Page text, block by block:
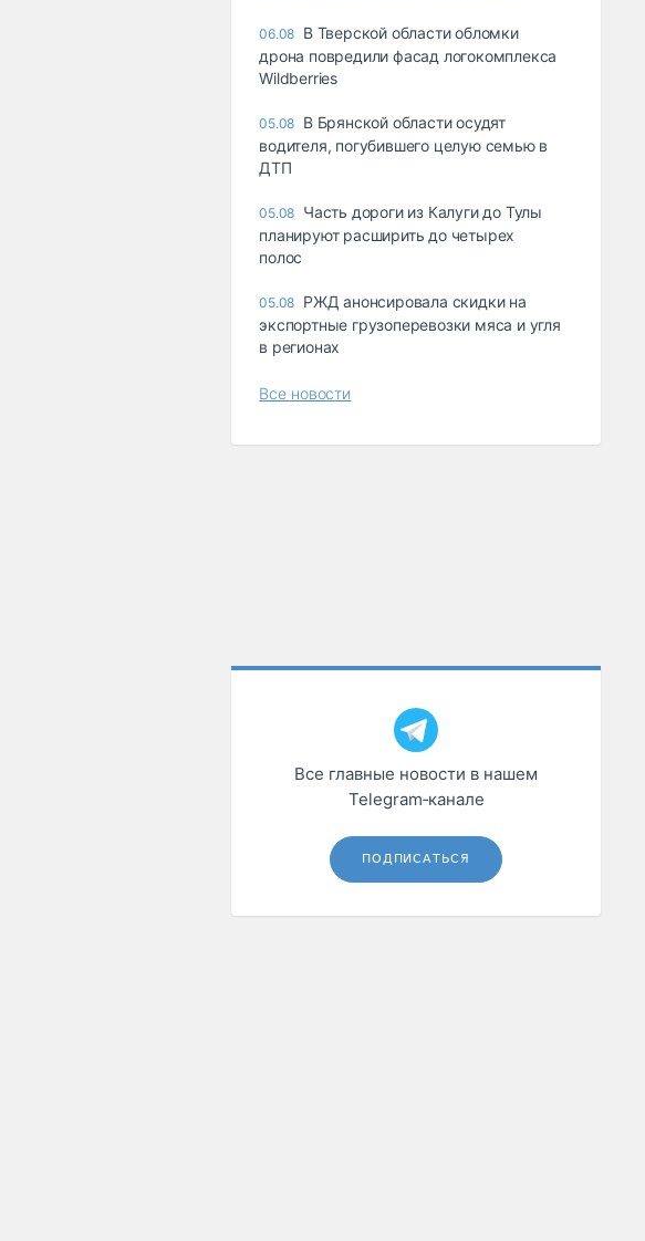
06.08 В Тверской области обломки
дрона повредили фасад логокомплекса
Wildberries
05.08 В Брянской области осудят
водителя, погубившего целую семью в
ДТП
05.08 Часть дороги из Калуги до Тулы
планируют расширить до четырех
полос
05.08 РЖД анонсировала скидки на
экспортные грузоперевозки мяса и угля
в регионах
Все новости
Все главные новости в нашем
Telegram‑канале
ПОДПИСАТЬСЯ